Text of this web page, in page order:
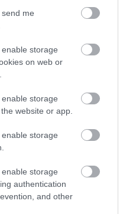
me
storage
on web or
storage
website or app.
storage
storage
authentication
and other
OTTHONRÓL: A
TANULÁS ELŐNYEI
SZOLGÁLTATÁSOK AZ EGRI...
07|Eger ügye
VOLT ILYEN ALACSONY AZ